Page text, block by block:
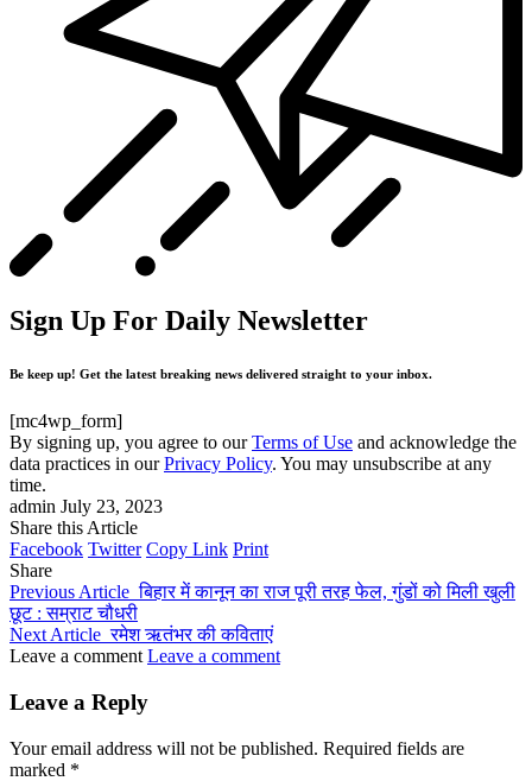
Sign Up For Daily Newsletter
Be keep up! Get the latest breaking news delivered straight to your inbox.
[mc4wp_form]
By signing up, you agree to ourTerms of Use and acknowledge the
data practices in ourPrivacy Policy. You may unsubscribe at any
time.
admin July 23, 2023
Share this Article
Facebook Twitter Copy Link Print
Share
Previous Article बिहार में कानून का राज पूरी तरह फेल, गुंडों को मिली खुली
छूट : सम्राट चौधरी
Next Article रमेश ऋतंभर की कविताएं
Leave a comment Leave a comment
Leave a Reply
Your email address will not be published. Required fields are
marked *